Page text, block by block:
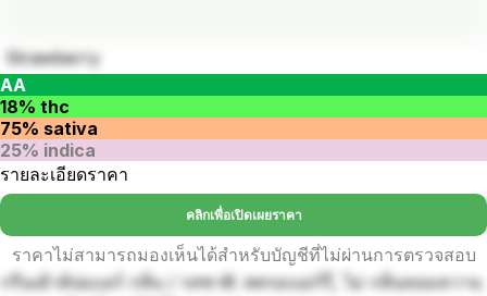
Strawberry
AA
18% thc
75% sativa
25% indica
รายละเอียดราคา
คลิกเพื่อเปิดเผยราคา
ราคาไม่สามารถมองเห็นได้สำหรับบัญชีที่ไม่ผ่านการตรวจสอบ
กรีนเฮ้าส์บ่มแอร์ กลิ่น / รสชาติ: สตรอเบอร์รี่, ไม่ กลิ่นหอมหวาน